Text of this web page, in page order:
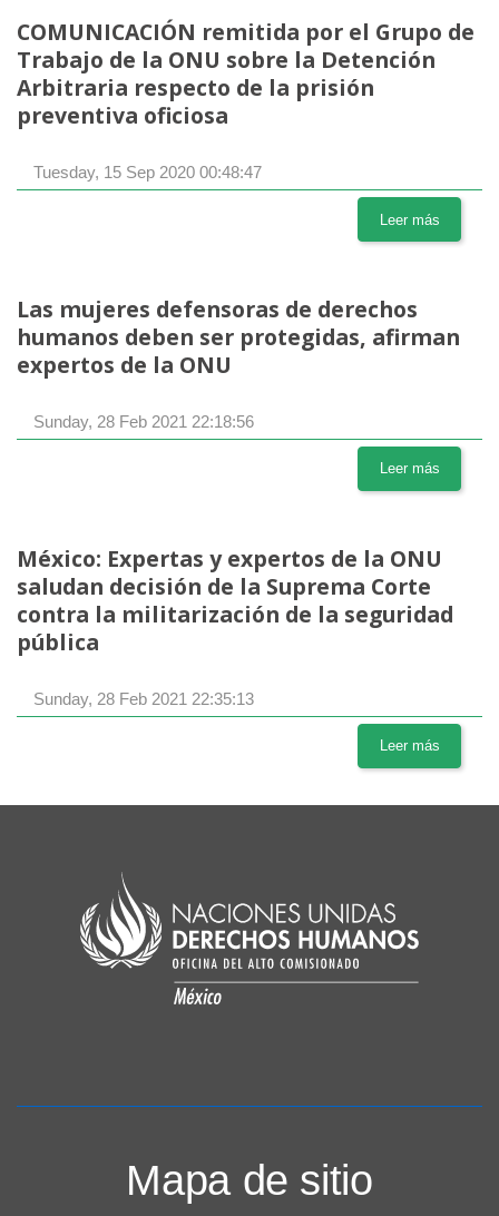
COMUNICACIÓN remitida por el Grupo de
Trabajo de la ONU sobre la Detención
Arbitraria respecto de la prisión
preventiva oficiosa
Tuesday, 15 Sep 2020 00:48:47
Leer más
Las mujeres defensoras de derechos
humanos deben ser protegidas, afirman
expertos de la ONU
Sunday, 28 Feb 2021 22:18:56
Leer más
México: Expertas y expertos de la ONU
saludan decisión de la Suprema Corte
contra la militarización de la seguridad
pública
Sunday, 28 Feb 2021 22:35:13
Leer más
Mapa de sitio